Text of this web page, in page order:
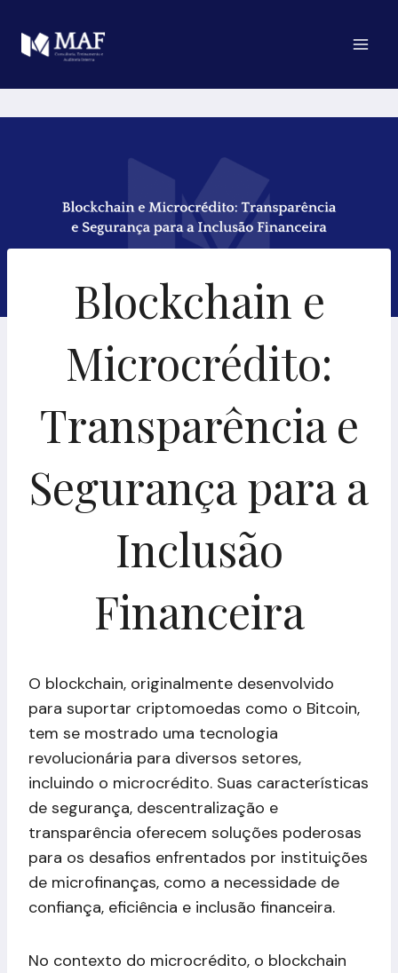
para
Conteúdo
Blockchain e
Microcrédito:
Transparência e
Segurança para a
Inclusão
Financeira
O blockchain, originalmente desenvolvido
para suportar criptomoedas como o Bitcoin,
tem se mostrado uma tecnologia
revolucionária para diversos setores,
incluindo o microcrédito. Suas características
de segurança, descentralização e
transparência oferecem soluções poderosas
para os desafios enfrentados por instituições
de microfinanças, como a necessidade de
confiança, eficiência e inclusão financeira.
No contexto do microcrédito, o blockchain